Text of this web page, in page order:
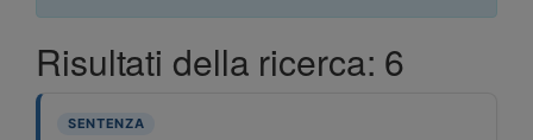
Risultati della ricerca: 6
SENTENZA